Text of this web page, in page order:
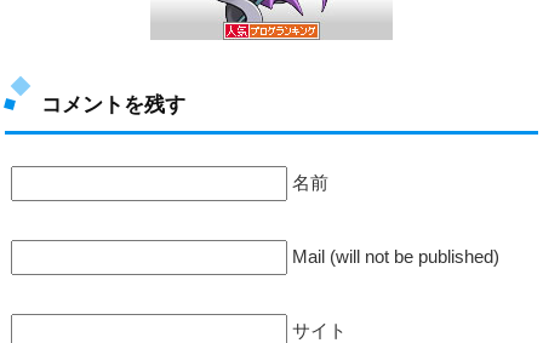
コメントを残す
名前
Mail (will not be published)
サイト